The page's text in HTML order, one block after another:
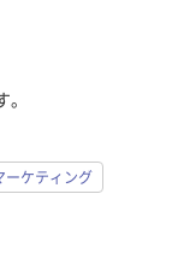
。
ーケティング